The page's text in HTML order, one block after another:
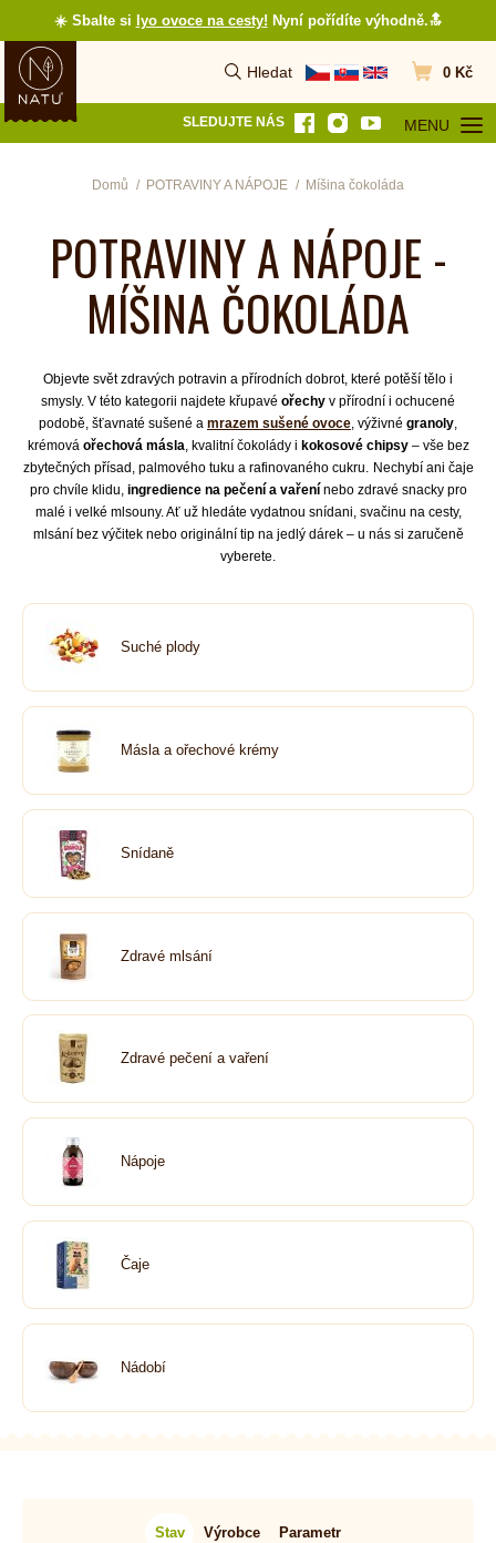
☀️ Sbalte si lyo ovoce na cesty! Nyní pořídíte výhodně.🔝
Hledat
Vyhledat Přejít do
0 Kč
SLEDUJTE NÁS MENU
OTEVŘÍT
Domů POTRAVINY A NÁPOJE Míšina čokoláda
POTRAVINY A NÁPOJE -
MÍŠINA ČOKOLÁDA
Objevte svět zdravých potravin a přírodních dobrot, které potěší tělo i
smysly. V této kategorii najdete křupavé ořechy v přírodní i ochucené
podobě, šťavnaté sušené a mrazem sušené ovoce , výživné granoly
krémová ořechová másla , kvalitní čokolády i kokosové chipsy– vše bez
zbytečných přísad, palmového tuku a rafinovaného cukru.
Nechybí ani čaje
pro chvíle klidu, ingredience na pečení a vařenínebo zdravé snacky pro
malé i velké mlsouny. Ať už hledáte vydatnou snídani, svačinu na cesty,
mlsání bez výčitek nebo originální tip na jedlý dárek – u nás si zaručeně
vyberete.
Suché plody
Másla a ořechové krémy
Snídaně
Zdravé mlsání
Zdravé pečení a vaření
Nápoje
Čaje
Nádobí
Stav Výrobce Parametr